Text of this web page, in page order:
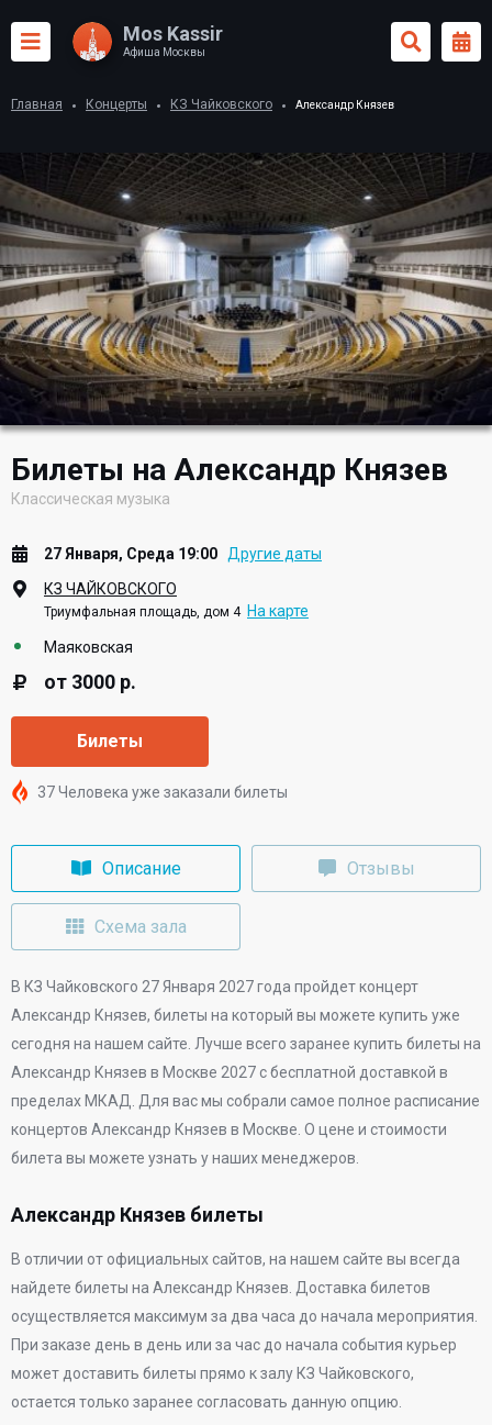
Mos Kassir
Афиша Москвы
Главная Концерты КЗ Чайковского Александр Князев
Билеты на Александр Князев
Классическая музыка
27 Января, Среда 19:00
Другие даты
КЗ ЧАЙКОВСКОГО
Триумфальная площадь, дом 4 На карте
Маяковская
от 3000 р.
Билеты
37 Человека уже заказали билеты
Описание Отзывы
Схема зала
В КЗ Чайковского 27 Января 2027 года пройдет концерт
Александр Князев, билеты на который вы можете купить уже
сегодня на нашем сайте. Лучше всего заранее купить билеты на
Александр Князев в Москве 2027 с бесплатной доставкой в
пределах МКАД. Для вас мы собрали самое полное расписание
концертов Александр Князев в Москве. О цене и стоимости
билета вы можете узнать у наших менеджеров.
Александр Князев билеты
В отличии от официальных сайтов, на нашем сайте вы всегда
найдете билеты на Александр Князев. Доставка билетов
осуществляется максимум за два часа до начала мероприятия.
При заказе день в день или за час до начала события курьер
может доставить билеты прямо к залу КЗ Чайковского,
остается только заранее согласовать данную опцию.